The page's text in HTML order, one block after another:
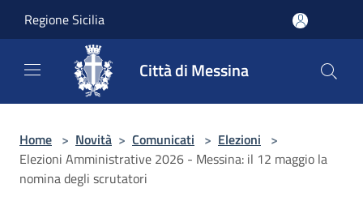
Regione Sicilia
Città di Messina
Home > Novità > Comunicati > Elezioni >
Elezioni Amministrative 2026 - Messina: il 12 maggio la
nomina degli scrutatori